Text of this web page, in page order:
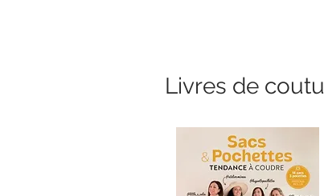
Livres de